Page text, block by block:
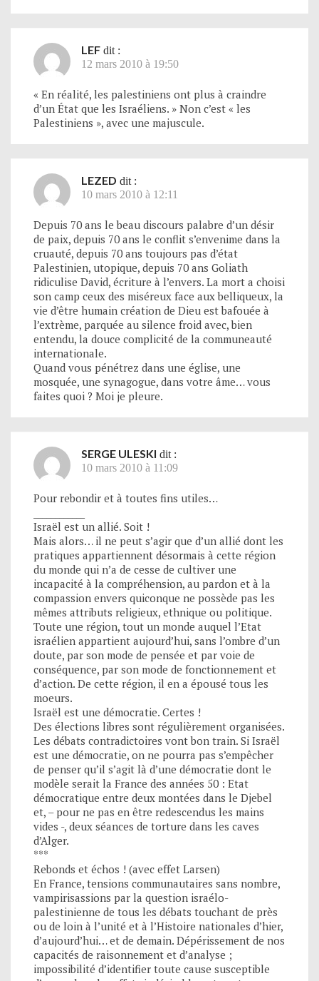
LEF dit :
12 mars 2010 à 19:50
« En réalité, les palestiniens ont plus à craindre
d’un État que les Israéliens. » Non c’est « les
Palestiniens », avec une majuscule.
LEZED dit :
10 mars 2010 à 12:11
Depuis 70 ans le beau discours palabre d’un désir
de paix, depuis 70 ans le conflit s’envenime dans la
cruauté, depuis 70 ans toujours pas d’état
Palestinien, utopique, depuis 70 ans Goliath
ridiculise David, écriture à l’envers. La mort a choisi
son camp ceux des miséreux face aux belliqueux, la
vie d’être humain création de Dieu est bafouée à
l’extrème, parquée au silence froid avec, bien
entendu, la douce complicité de la communeauté
internationale.
Quand vous pénétrez dans une église, une
mosquée, une synagogue, dans votre âme… vous
faites quoi ? Moi je pleure.
SERGE ULESKI dit :
10 mars 2010 à 11:09
Pour rebondir et à toutes fins utiles…
Israël est un allié. Soit !
Mais alors… il ne peut s’agir que d’un allié dont les
pratiques appartiennent désormais à cette région
du monde qui n’a de cesse de cultiver une
incapacité à la compréhension, au pardon et à la
compassion envers quiconque ne possède pas les
mêmes attributs religieux, ethnique ou politique.
Toute une région, tout un monde auquel l’Etat
israélien appartient aujourd’hui, sans l’ombre d’un
doute, par son mode de pensée et par voie de
conséquence, par son mode de fonctionnement et
d’action. De cette région, il en a épousé tous les
moeurs.
Israël est une démocratie. Certes !
Des élections libres sont régulièrement organisées.
Les débats contradictoires vont bon train. Si Israël
est une démocratie, on ne pourra pas s’empêcher
de penser qu’il s’agit là d’une démocratie dont le
modèle serait la France des années 50 : Etat
démocratique entre deux montées dans le Djebel
et, – pour ne pas en être redescendus les mains
vides -, deux séances de torture dans les caves
d’Alger.
***
Rebonds et échos ! (avec effet Larsen)
En France, tensions communautaires sans nombre,
vampirisassions par la question israélo-
palestinienne de tous les débats touchant de près
ou de loin à l’unité et à l’Histoire nationales d’hier,
d’aujourd’hui… et de demain. Dépérissement de nos
capacités de raisonnement et d’analyse ;
impossibilité d’identifier toute cause susceptible